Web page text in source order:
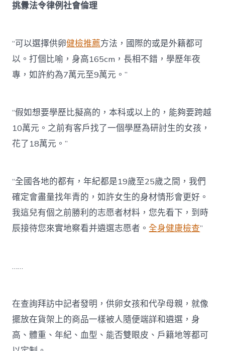
挑釁法令律例社會倫理
“可以選擇供卵健檢推薦方法，國際的或是外籍都可
以。打個比喻，身高165cm，長相不錯，學歷年夜
專，如許約為7萬元至9萬元。”
“假如想要學歷比擬高的，本科或以上的，能夠要跨越
10萬元。之前有客戶找了一個學歷為研討生的女孩，
花了18萬元。”
“全國各地的都有，年紀都是19歲至25歲之間，我們
確定會盡量找年青的，如許女生的身材情形會更好。
我這兒有個之前勝利的志愿者材料，您先看下，到時
辰接待您來實地察看并遴選志愿者。全身健康檢查”
……
在查詢拜訪中記者發明，供卵女孩和代孕母親，就像
擺放在貨架上的商品一樣被人隨便端詳和遴選，身
高、體重、年紀、血型、能否雙眼皮、戶籍地等都可